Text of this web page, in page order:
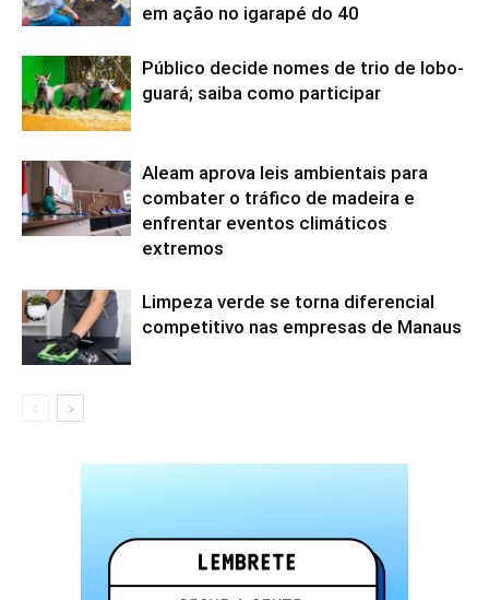
em ação no igarapé do 40
Público decide nomes de trio de lobo-
guará; saiba como participar
Aleam aprova leis ambientais para
combater o tráfico de madeira e
enfrentar eventos climáticos
extremos
Limpeza verde se torna diferencial
competitivo nas empresas de Manaus